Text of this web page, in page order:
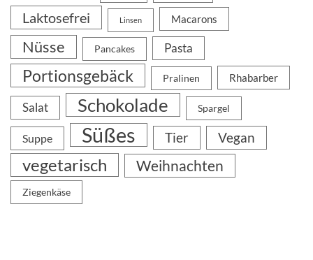
Laktosefrei Linsen Macarons
Nüsse Pancakes Pasta
Portionsgebäck Pralinen Rhabarber
Salat Schokolade Spargel
Suppe Süßes Tier Vegan
vegetarisch Weihnachten
Ziegenkäse